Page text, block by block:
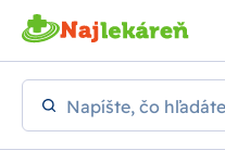
Preskočiť na hlavný obsah
Napíšte, čo hľadáte